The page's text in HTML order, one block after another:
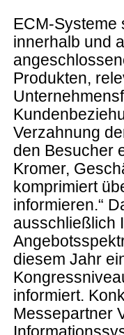
ECM-Systeme
innerhalb und
Produkten,
Verzahnung
den Besucher
Kromer,
komprimiert
informieren.“
ausschließlich
diesem Jahr
informiert.
Messepartner